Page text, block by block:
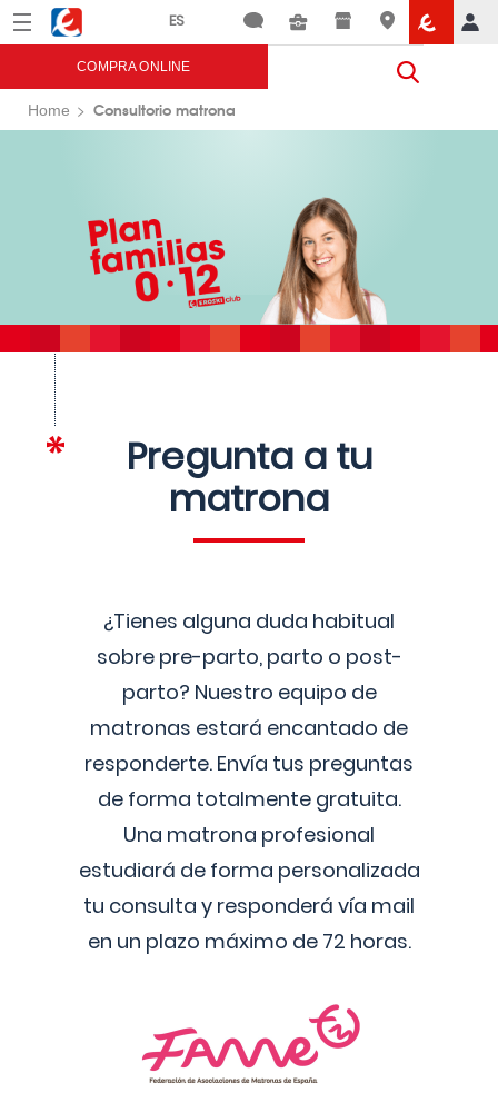
Menú Eroski
COMPRA ONLINE
Home Consultorio matrona
Pregunta a tu
matrona
¿Tienes alguna duda habitual
sobre pre-parto, parto o post-
parto? Nuestro equipo de
matronas estará encantado de
responderte. Envía tus preguntas
de forma totalmente gratuita.
Una matrona profesional
estudiará de forma personalizada
tu consulta y responderá vía mail
en un plazo máximo de 72 horas.